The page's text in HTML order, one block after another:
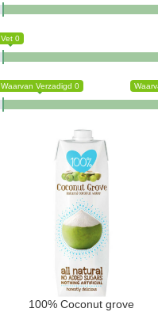
Vet 0
Waarvan Verzadigd 0
100% Coconut grove